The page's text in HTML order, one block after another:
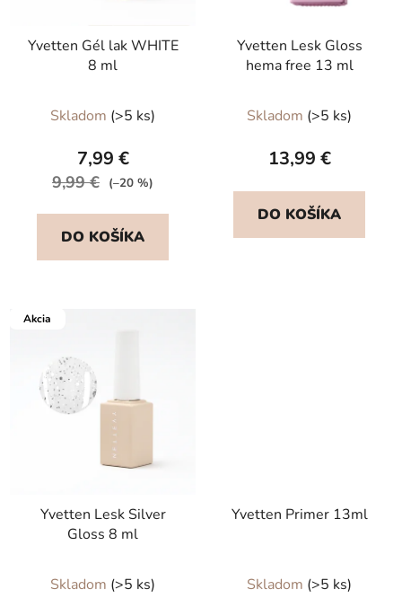
Yvetten Gél lak WHITE
8 ml
Skladom (>5 ks)
7,99 €
9,99 € (–20 %)
DO KOŠÍKA
Yvetten Lesk Gloss
hema free 13 ml
hodnotenie
produktu
5,0
z
Skladom (>5 ks)
13,99 €
DO KOŠÍKA
Akcia
Yvetten Lesk Silver
Gloss 8 ml
Skladom (>5 ks)
Yvetten Primer 13ml
hodnotenie
Skladom (>5 ks)